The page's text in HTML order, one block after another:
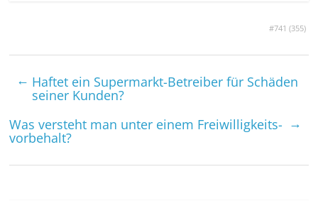
#741 (355)
← Haftet ein Supermarkt-Betreiber für Schäden
seiner Kunden?
Was versteht man unter einem Freiwilligkeits­
vorbehalt?
→